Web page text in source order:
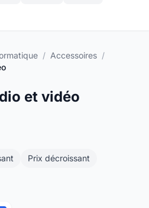
/ Accessoires /
et vidéo
Prix décroissant